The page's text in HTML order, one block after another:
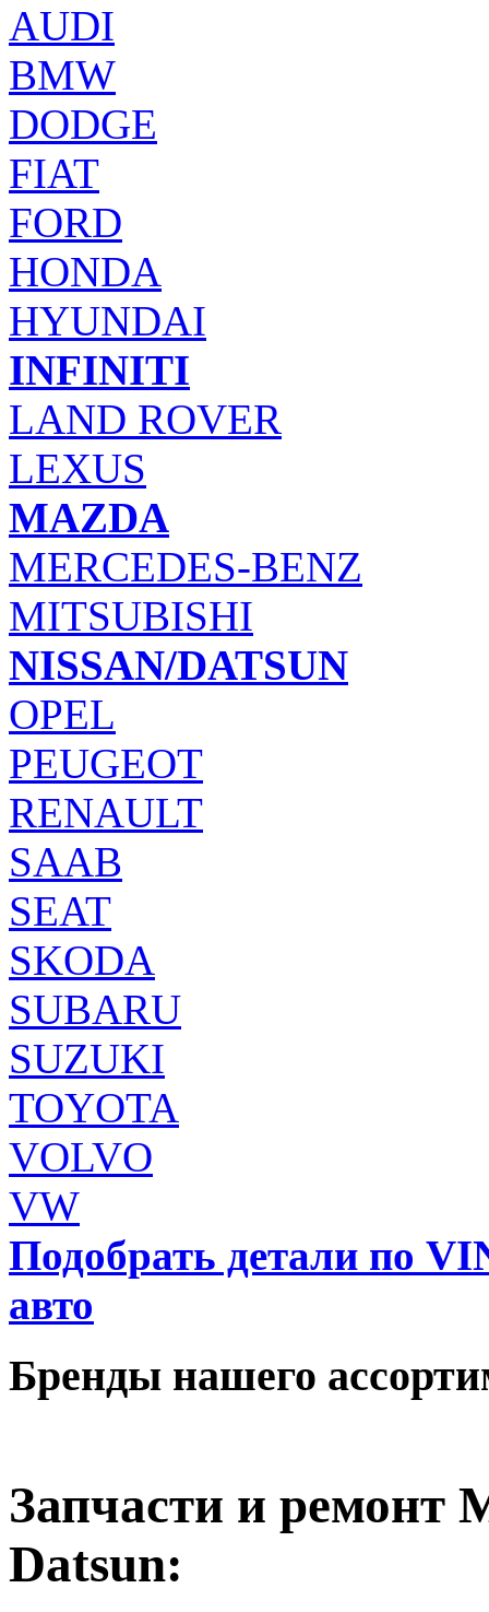
AUDI
BMW
DODGE
FIAT
FORD
HONDA
HYUNDAI
INFINITI
LAND ROVER
LEXUS
MAZDA
MERCEDES-BENZ
MITSUBISHI
NISSAN/DATSUN
OPEL
PEUGEOT
RENAULT
SAAB
SEAT
SKODA
SUBARU
SUZUKI
TOYOTA
VOLVO
VW
Подобрать детали по
авто
Бренды нашего
Запчасти и ремонт
Datsun: